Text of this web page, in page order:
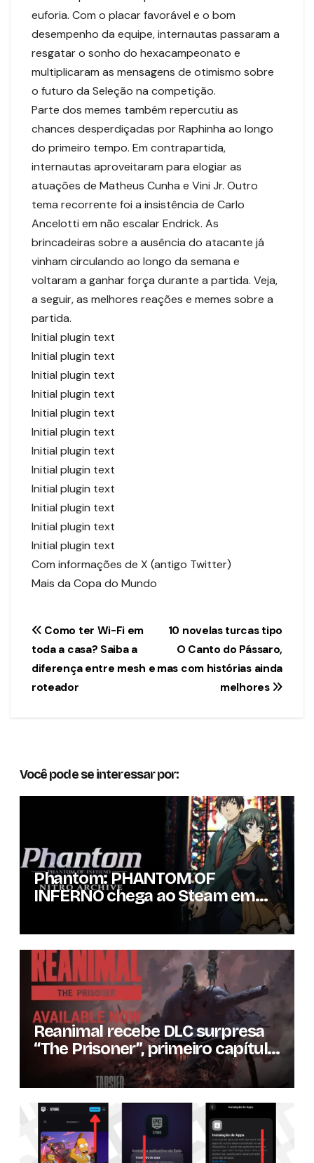
euforia. Com o placar favorável e o bom
desempenho da equipe, internautas passaram a
resgatar o sonho do hexacampeonato e
multiplicaram as mensagens de otimismo sobre
o futuro da Seleção na competição.
Parte dos memes também repercutiu as
chances desperdiçadas por Raphinha ao longo
do primeiro tempo. Em contrapartida,
internautas aproveitaram para elogiar as
atuações de Matheus Cunha e Vini Jr. Outro
tema recorrente foi a insistência de Carlo
Ancelotti em não escalar Endrick. As
brincadeiras sobre a ausência do atacante já
vinham circulando ao longo da semana e
voltaram a ganhar força durante a partida. Veja,
a seguir, as melhores reações e memes sobre a
partida.
Initial plugin text
Initial plugin text
Initial plugin text
Initial plugin text
Initial plugin text
Initial plugin text
Initial plugin text
Initial plugin text
Initial plugin text
Initial plugin text
Initial plugin text
Initial plugin text
Com informações de X (antigo Twitter)
Mais da Copa do Mundo
Navegação
de
Post
10 novelas turcas tipo
O Canto do Pássaro,
mas com histórias ainda
melhores
Como ter Wi-Fi em
toda a casa? Saiba a
diferença entre mesh e
roteador
Você pode se interessar por:
Phantom: PHANTOM OF
INFERNO chega ao Steam em
setembro com conteúdo da
versão lançada em 2013
Reanimal recebe DLC surpresa
“The Prisoner”, primeiro capítulo
da expansão de história